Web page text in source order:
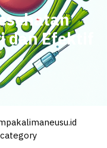
dan Efektif